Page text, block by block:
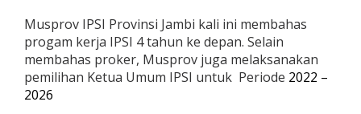
I
B
r
Musprov IPSI Provinsi Jambi kali ini membahas
progam kerja IPSI 4 tahun ke depan. Selain
membahas proker, Musprov juga melaksanakan
pemilihan Ketua Umum IPSI untuk Periode 2022 –
2026